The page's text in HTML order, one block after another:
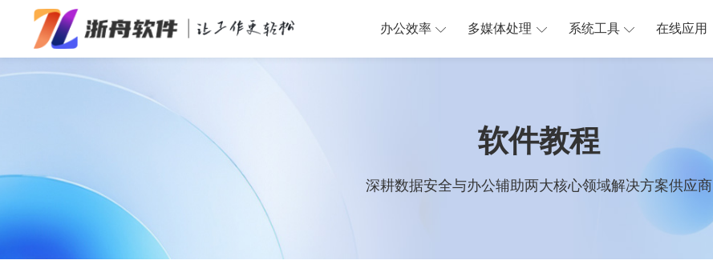
办公效率
办公效率 多媒体处理 系统工具 在线应用
软件教程
深耕数据安全与办公辅助两大核心领域解决方案供应商